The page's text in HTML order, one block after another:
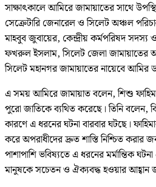
সাক্ষাৎকালে আমিরে জামায়াতের সাথে
সেক্রেটারি জেনারেল ও সিলেট অঞ্চল
মাহবুব জুবায়ের, কেন্দ্রীয় কর্মপরিষদ সদস্য
ফখরুল ইসলাম, সিলেট জেলা জামায়াতের
সিলেট মহানগর জামায়াতের নায়েবে
এ সময় আমিরে জামায়াত বলেন, শিশু
পুরো জাতিকে ব্যথিত করেছে। তিনি বলেন,
কারণে এ ধরনের ঘটনা বারবার ঘটছে।
করে অপরাধীদের দ্রুত শাস্তি নিশ্চিত করার
পাশাপাশি ভবিষ্যতে এ ধরনের মর্মান্তিক
মানুষকে সচেতন ও ঐক্যবদ্ধ হওয়ার আহ্বান